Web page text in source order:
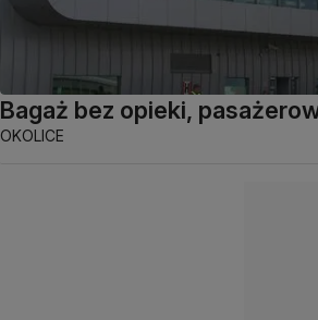
Bagaż bez opieki,
OKOLICE